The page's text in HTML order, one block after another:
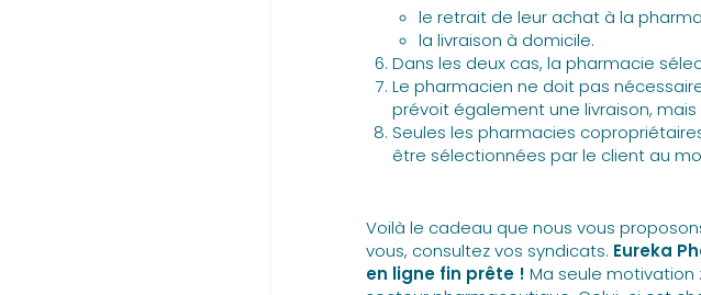
le retrait de leur achat à la
la livraison à domicile.
Dans les deux cas, la pharmacie
Le pharmacien ne doit pas
prévoit également une livraison,
Seules les pharmacies
être sélectionnées par le client au
Voilà le cadeau que nous vous
vous, consultez vos syndicats. Eureka
en ligne fin prête ! Ma seule motivation